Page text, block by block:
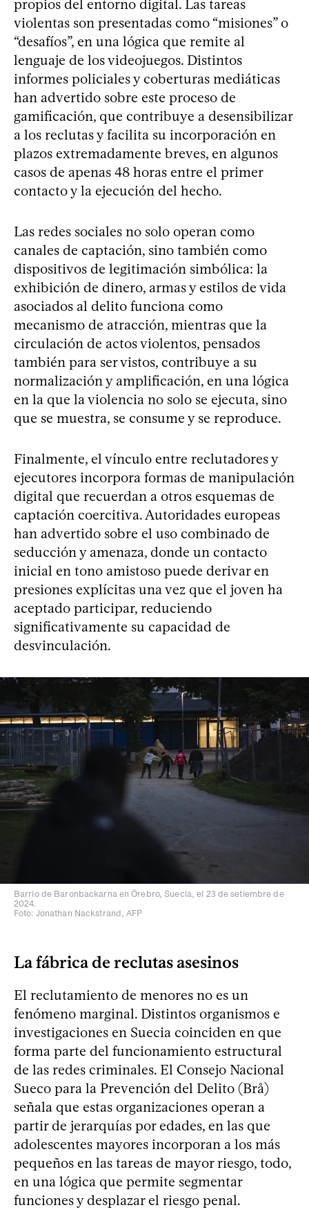
propios del entorno digital. Las tareas
violentas son presentadas como “misiones” o
“desafíos”, en una lógica que remite al
lenguaje de los videojuegos. Distintos
informes policiales y coberturas mediáticas
han advertido sobre este proceso de
gamificación, que contribuye a desensibilizar
a los reclutas y facilita su incorporación en
plazos extremadamente breves, en algunos
casos de apenas 48 horas entre el primer
contacto y la ejecución del hecho.
Las redes sociales no solo operan como
canales de captación, sino también como
dispositivos de legitimación simbólica: la
exhibición de dinero, armas y estilos de vida
asociados al delito funciona como
mecanismo de atracción, mientras que la
circulación de actos violentos, pensados
también para ser vistos, contribuye a su
normalización y amplificación, en una lógica
en la que la violencia no solo se ejecuta, sino
que se muestra, se consume y se reproduce.
Finalmente, el vínculo entre reclutadores y
ejecutores incorpora formas de manipulación
digital que recuerdan a otros esquemas de
captación coercitiva. Autoridades europeas
han advertido sobre el uso combinado de
seducción y amenaza, donde un contacto
inicial en tono amistoso puede derivar en
presiones explícitas una vez que el joven ha
aceptado participar, reduciendo
significativamente su capacidad de
desvinculación.
Barrio de Baronbackarna en Örebro, Suecia, el 23 de setiembre de
2024.
Foto: Jonathan Nackstrand, AFP
La fábrica de reclutas asesinos
El reclutamiento de menores no es un
fenómeno marginal. Distintos organismos e
investigaciones en Suecia coinciden en que
forma parte del funcionamiento estructural
de las redes criminales. El Consejo Nacional
Sueco para la Prevención del Delito (Brå)
señala que estas organizaciones operan a
partir de jerarquías por edades, en las que
adolescentes mayores incorporan a los más
pequeños en las tareas de mayor riesgo, todo,
en una lógica que permite segmentar
funciones y desplazar el riesgo penal.